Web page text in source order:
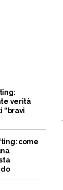
verità
“bravi
come